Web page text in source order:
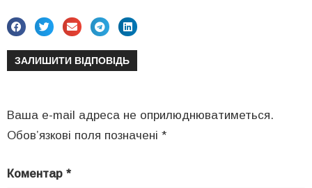
ЗАЛИШИТИ ВІДПОВІДЬ
Ваша e-mail адреса не оприлюднюватиметься.
Обов’язкові поля позначені *
Коментар *